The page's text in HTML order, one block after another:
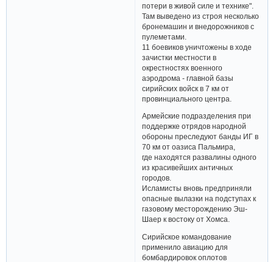
потери в живой силе и технике".
Там выведено из строя несколько
бронемашин и внедорожников с
пулеметами.
11 боевиков уничтожены в ходе
зачистки местности в
окрестностях военного
аэродрома - главной базы
сирийских войск в 7 км от
провинциального центра.
Армейские подразделения при
поддержке отрядов народной
обороны преследуют банды ИГ в
70 км от оазиса Пальмира,
где находятся развалины одного
из красивейших античных
городов.
Исламисты вновь предприняли
опасные вылазки на подступах к
газовому месторождению Эш-
Шаер к востоку от Хомса.
Сирийское командование
применило авиацию для
бомбардировок оплотов